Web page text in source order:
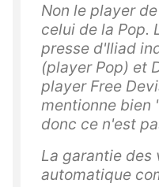
Non le player
celui de la Pop.
presse d'Iliad
(player Pop) et
player Free
mentionne bien
donc ce n'est
La garantie des
automatique